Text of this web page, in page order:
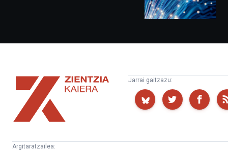
Zientzia
Kaiera
Jarrai gaitzazu:
Argitaratzailea: